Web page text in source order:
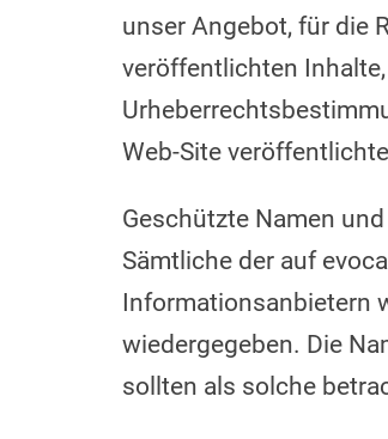
unser Angebot, für die
veröffentlichten
Web-Site
Geschützte Namen
Sämtliche der auf
Informationsanbietern
wiedergegeben. Die
sollten als solche